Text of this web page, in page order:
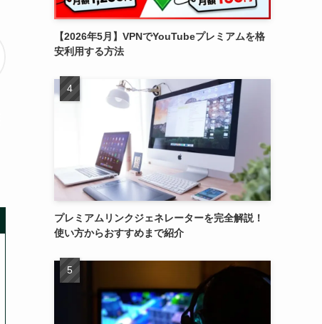
【2026年5月】VPNでYouTubeプレミアムを格
安利用する方法
プレミアムリンクジェネレーターを完全解説！
使い方からおすすめまで紹介